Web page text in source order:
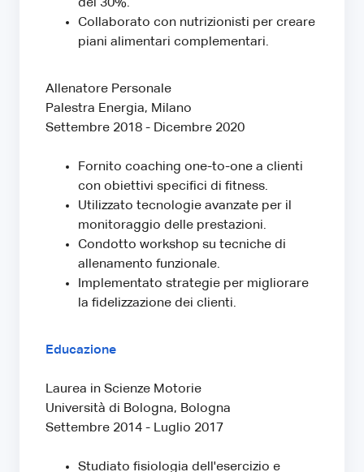
del 30%.
Collaborato con nutrizionisti per creare
piani alimentari complementari.
Allenatore Personale
Palestra Energia, Milano
Settembre 2018 - Dicembre 2020
Fornito coaching one-to-one a clienti
con obiettivi specifici di fitness.
Utilizzato tecnologie avanzate per il
monitoraggio delle prestazioni.
Condotto workshop su tecniche di
allenamento funzionale.
Implementato strategie per migliorare
la fidelizzazione dei clienti.
Educazione
Laurea in Scienze Motorie
Università di Bologna, Bologna
Settembre 2014 - Luglio 2017
Studiato fisiologia dell'esercizio e